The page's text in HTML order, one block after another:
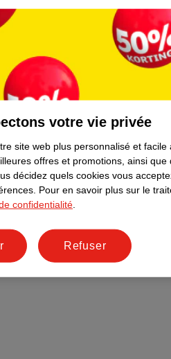
Plus
votre vie privée
site web plus personnalisé et facile
offres et promotions, ainsi
décidez quels cookies vous
Pour en savoir plus sur le
confidentialité
Refuser